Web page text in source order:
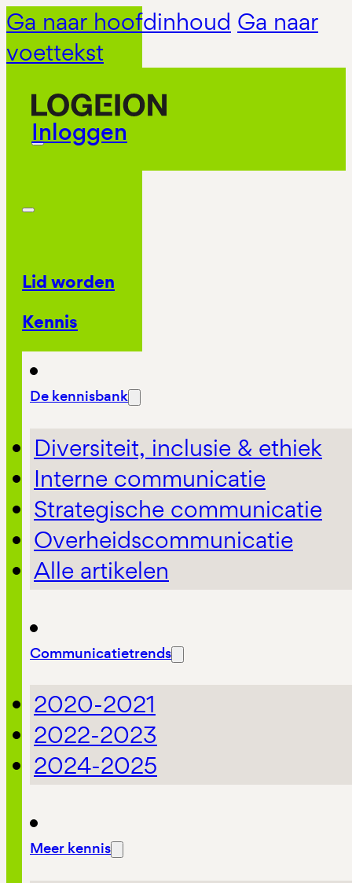
Ga naar hoofdinhoud Ga naar
voettekst
Inloggen
Lid worden
Kennis
De kennisbank
Diversiteit, inclusie & ethiek
Interne communicatie
Strategische communicatie
Overheidscommunicatie
Alle artikelen
Communicatietrends
2020-2021
2022-2023
2024-2025
Meer kennis